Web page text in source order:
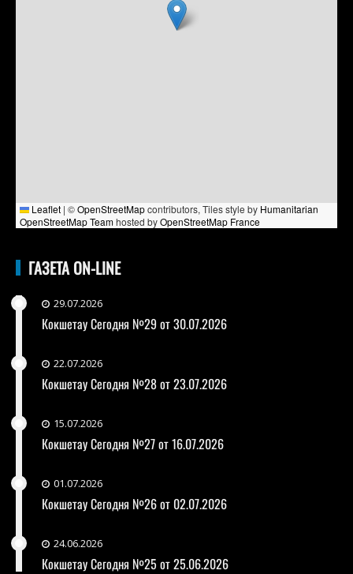
Leaflet | ©OpenStreetMapcontributors, Tiles style by Humanitarian
OpenStreetMap Teamhosted byOpenStreetMap France
ГАЗЕТА ON-LINE
29.07.2026
Кокшетау Сегодня №29 от 30.07.2026
22.07.2026
Кокшетау Сегодня №28 от 23.07.2026
15.07.2026
Кокшетау Сегодня №27 от 16.07.2026
01.07.2026
Кокшетау Сегодня №26 от 02.07.2026
24.06.2026
Кокшетау Сегодня №25 от 25.06.2026